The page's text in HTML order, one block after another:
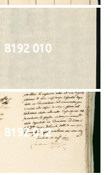
8192 010
8192 012